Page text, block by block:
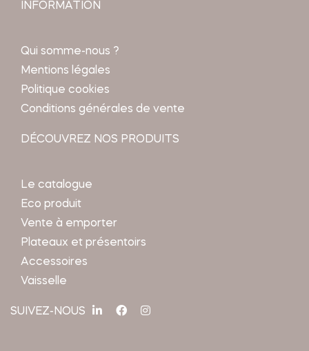
INFORMATION
Qui somme-nous ?
Mentions légales
Politique cookies
Conditions générales de vente
DÉCOUVREZ NOS PRODUITS
Le catalogue
Eco produit
Vente à emporter
Plateaux et présentoirs
Accessoires
Vaisselle
SUIVEZ-NOUS